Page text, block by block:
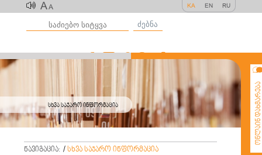
AA KA EN RU
ძებნა
სხვა საჯარო ინფორმაცია ონლაინ დახმარება
ნავიგაცია: / სხვა საჯარო ინფორმაცია